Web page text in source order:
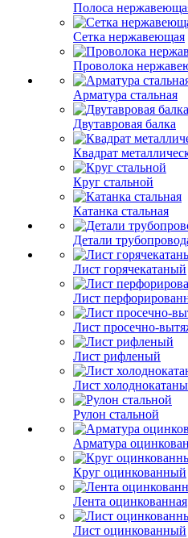
Полоса
Сетка нержавеющая
Проволока
Арматура стальная
Двутавровая балка
Квадрат
Круг стальной
Катанка стальная
Детали
Лист горячекатаный
Лист
Лист просечно-
Лист рифленый
Лист
Рулон стальной
Арматура
Круг оцинкованный
Лента оцинкованная
Лист оцинкованный